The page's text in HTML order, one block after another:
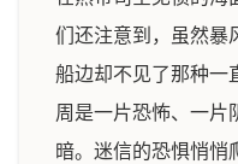
们还注意到，虽然暴
船边却不见了那种一
周是一片恐怖、一片
暗。迷信的恐惧悄悄